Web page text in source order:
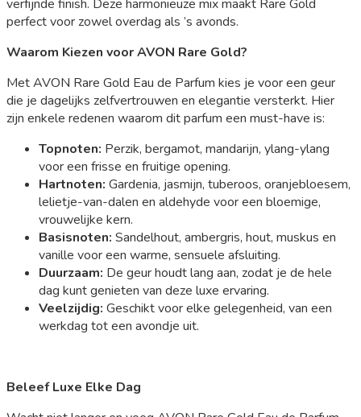
verfijnde finish. Deze harmonieuze mix maakt Rare Gold
perfect voor zowel overdag als ’s avonds.
Waarom Kiezen voor AVON Rare Gold?
Met AVON Rare Gold Eau de Parfum kies je voor een geur
die je dagelijks zelfvertrouwen en elegantie versterkt. Hier
zijn enkele redenen waarom dit parfum een must-have is:
Topnoten: Perzik, bergamot, mandarijn, ylang-ylang
voor een frisse en fruitige opening.
Hartnoten: Gardenia, jasmijn, tuberoos, oranjebloesem,
lelietje-van-dalen en aldehyde voor een bloemige,
vrouwelijke kern.
Basisnoten: Sandelhout, ambergris, hout, muskus en
vanille voor een warme, sensuele afsluiting.
Duurzaam: De geur houdt lang aan, zodat je de hele
dag kunt genieten van deze luxe ervaring.
Veelzijdig: Geschikt voor elke gelegenheid, van een
werkdag tot een avondje uit.
Beleef Luxe Elke Dag